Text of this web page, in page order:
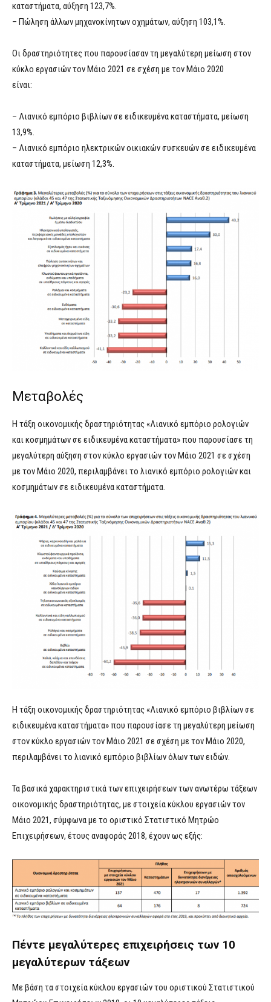
καταστήματα, αύξηση 123,7%.
– Πώληση άλλων μηχανοκίνητων οχημάτων, αύξηση 103,1%.
Οι δραστηριότητες που παρουσίασαν τη μεγαλύτερη μείωση στον
κύκλο εργασιών τον Μάιο 2021 σε σχέση με τον Μάιο 2020
είναι:
– Λιανικό εμπόριο βιβλίων σε ειδικευμένα καταστήματα, μείωση
13,9%.
– Λιανικό εμπόριο ηλεκτρικών οικιακών συσκευών σε ειδικευμένα
καταστήματα, μείωση 12,3%.
Μεταβολές
Η τάξη οικονομικής δραστηριότητας «Λιανικό εμπόριο ρολογιών
και κοσμημάτων σε ειδικευμένα καταστήματα» που παρουσίασε τη
μεγαλύτερη αύξηση στον κύκλο εργασιών τον Μάιο 2021 σε σχέση
με τον Μάιο 2020, περιλαμβάνει το λιανικό εμπόριο ρολογιών και
κοσμημάτων σε ειδικευμένα καταστήματα.
Η τάξη οικονομικής δραστηριότητας «Λιανικό εμπόριο βιβλίων σε
ειδικευμένα καταστήματα» που παρουσίασε τη μεγαλύτερη μείωση
στον κύκλο εργασιών τον Μάιο 2021 σε σχέση με τον Μάιο 2020,
περιλαμβάνει το λιανικό εμπόριο βιβλίων όλων των ειδών.
Τα βασικά χαρακτηριστικά των επιχειρήσεων των ανωτέρω τάξεων
οικονομικής δραστηριότητας, με στοιχεία κύκλου εργασιών τον
Μάιο 2021, σύμφωνα με το οριστικό Στατιστικό Μητρώο
Επιχειρήσεων, έτους αναφοράς 2018, έχουν ως εξής:
Πέντε μεγαλύτερες επιχειρήσεις των 10
μεγαλύτερων τάξεων
Με βάση τα στοιχεία κύκλου εργασιών του οριστικού Στατιστικού